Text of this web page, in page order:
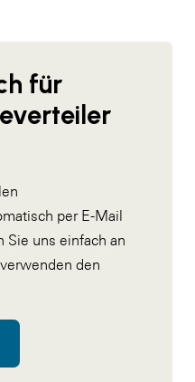
für
per E-Mail
Sie uns einfach an
den